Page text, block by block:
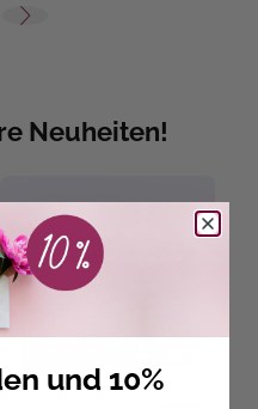
Neuheiten!
und 10%